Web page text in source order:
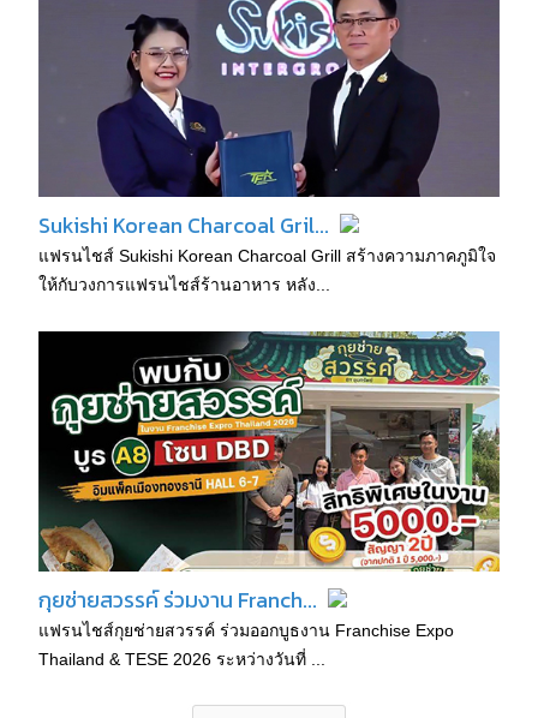
Sukishi Korean Charcoal Gril...
แฟรนไชส์ Sukishi Korean Charcoal Grill สร้างความภาคภูมิใจ
ให้กับวงการแฟรนไชส์ร้านอาหาร หลัง...
กุยช่ายสวรรค์ ร่วมงาน Franch...
แฟรนไชส์กุยช่ายสวรรค์ ร่วมออกบูธงาน Franchise Expo
Thailand & TESE 2026 ระหว่างวันที่ ...